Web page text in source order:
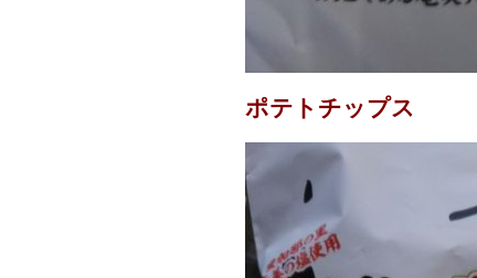
ポテトチップス